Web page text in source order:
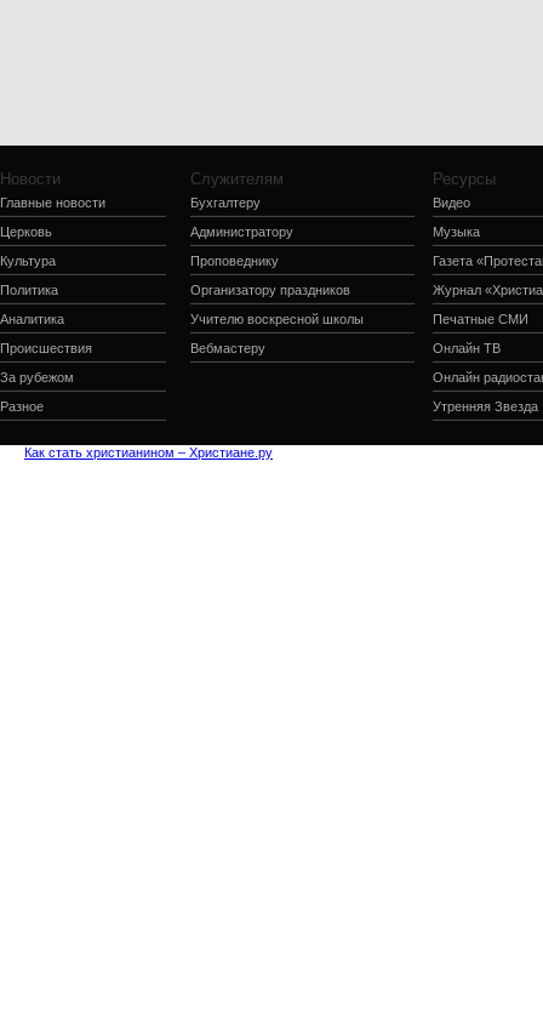
Новости
Главные новости
Церковь
Культура
Политика
Аналитика
Происшествия
За рубежом
Разное
Служителям
Бухгалтеру
Администратору
Проповеднику
Организатору праздников
Учителю воскресной школы
Вебмастеру
Ресурсы
Видео
Музыка
Газета
Журнал
Печатные СМИ
Онлайн ТВ
Онлайн
Утренняя Звезда
Как стать христианином – Христиане.ру